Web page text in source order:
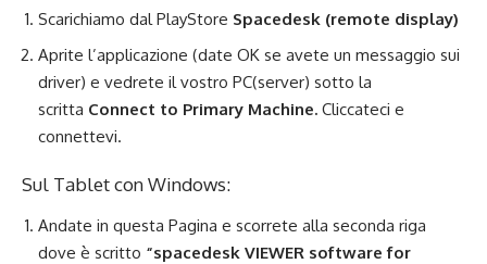
Scarichiamo dal PlayStore Spacedesk (remote display)
Aprite l’applicazione (date OK se avete un messaggio sui
driver) e vedrete il vostro PC(server) sotto la
scritta Connect to Primary Machine. Cliccateci e
connettevi.
Sul Tablet con Windows:
Andate in questa Pagina e scorrete alla seconda riga
dove è scritto “spacedesk VIEWER software for